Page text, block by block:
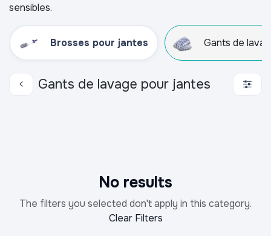
sensibles.
Brosses pour jantes Gants de
Gants de lavage pour jantes
No results
The filters you selected don't apply in this category.
Clear Filters